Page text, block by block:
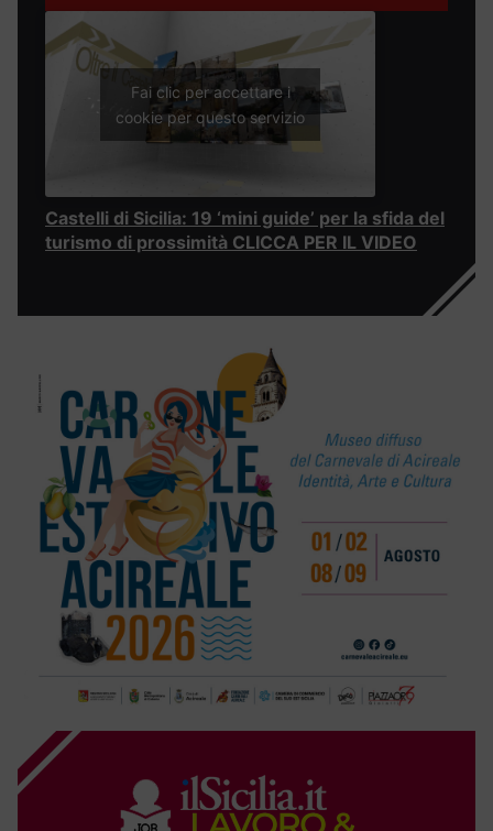
Fai clic per accettare i
cookie per questo servizio
Castelli di Sicilia: 19 ‘mini guide’ per la sfida del
turismo di prossimità CLICCA PER IL VIDEO